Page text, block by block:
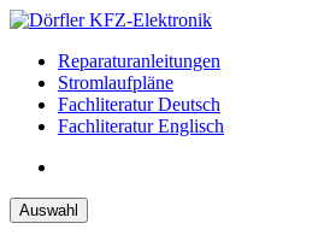
Zum
springenReparaturanleitungen
Stromlaufpläne
Fachliteratur Deutsch
Fachliteratur Englisch
Auswahl